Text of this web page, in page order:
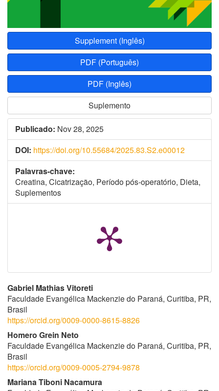
Supplement (Inglês)
PDF (Português)
PDF (Inglês)
Suplemento
Publicado: Nov 28, 2025
DOI: https://doi.org/10.55684/2025.83.S2.e00012
Palavras-chave:
Creatina, Cicatrização, Período pós-operatório, Dieta,
Suplementos
Conteúdo
do
artigo
principal
Gabriel Mathias Vitoreti
Faculdade Evangélica Mackenzie do Paraná, Curitiba, PR,
Brasil
https://orcid.org/0009-0000-8615-8826
Homero Grein Neto
Faculdade Evangélica Mackenzie do Paraná, Curitiba, PR,
Brasil
https://orcid.org/0009-0005-2794-9878
Mariana Tiboni Nacamura